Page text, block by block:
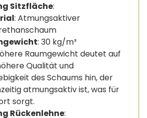
Sitzfläche:
: Atmungsaktiver
: 30 kg/m³
Raumgewicht deutet auf
Qualität und
des Schaums hin, der
atmungsaktiv ist, was für
sorgt.
Rückenlehne: